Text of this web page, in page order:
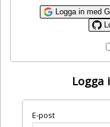
Logga in med
Logga
E-post